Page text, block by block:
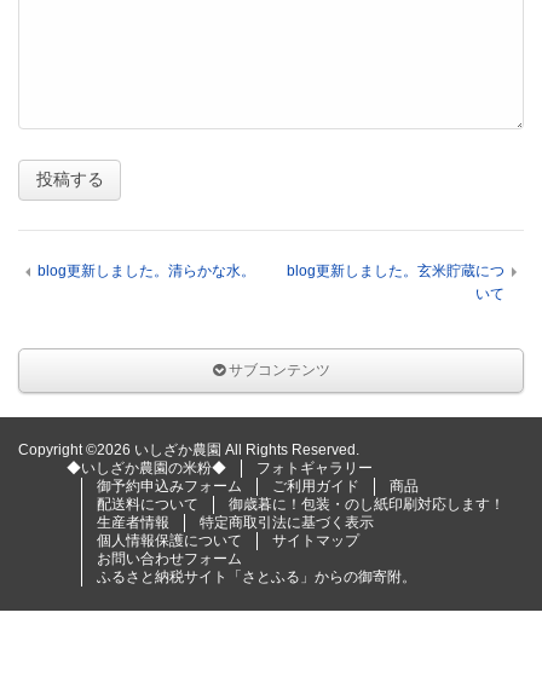
blog更新しました。清らかな水。
blog更新しました。玄米貯蔵につ
いて
サブコンテンツ
Copyright ©2026 いしざか農園 All Rights Reserved.
◆いしざか農園の米粉◆
フォトギャラリー
御予約申込みフォーム
ご利用ガイド
商品
配送料について
御歳暮に！包装・のし紙印刷対応します！
生産者情報
特定商取引法に基づく表示
個人情報保護について
サイトマップ
お問い合わせフォーム
ふるさと納税サイト「さとふる」からの御寄附。